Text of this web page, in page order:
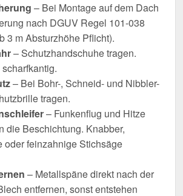
– Bei Montage auf dem Dach
nach DGUV Regel 101-038
3 m Absturzhöhe Pflicht).
– Schutzhandschuhe tragen.
– Bei Bohr-, Schneid- und Nibbler-
tragen.
– Funkenflug und Hitze
die Beschichtung. Knabber,
oder feinzahnige Stichsäge
– Metallspäne direkt nach der
entfernen, sonst entstehen